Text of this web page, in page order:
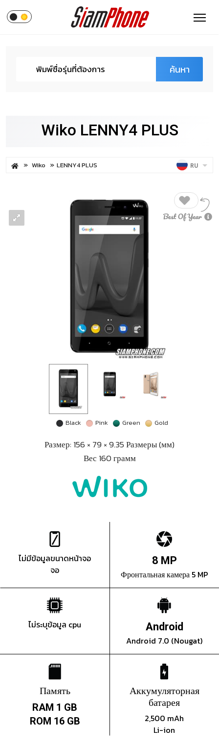
ค้นหา
Wiko LENNY4 PLUS
Wiko LENNY4 PLUS RU
Black Pink Green Gold
Размер: 156 × 79 × 9.35 Размеры (мм)
Вес 160 грамм
ไม่มีข้อมูลขนาดหน้าจอ
จอ
8 MP
Фронтальная камера 5 MP
ไม่ระบุข้อมูล cpu Android
Android 7.0 (Nougat)
Память
RAM 1 GB
ROM 16 GB
Аккумуляторная
батарея
2,500 mAh
Li-ion